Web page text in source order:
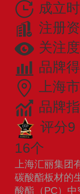
成立
注册
关注
品牌
上海市
品牌
评分9
16个
上海汇丽集
碳酸酯板材的
酸酯（PC）